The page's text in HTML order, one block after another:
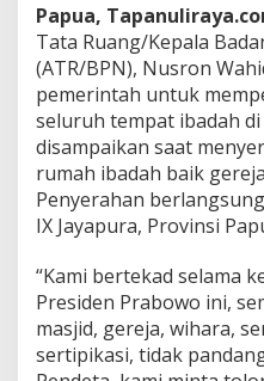
Papua,
Tata Ruang/Kepala
(ATR/BPN), Nusron
pemerintah untuk
seluruh tempat ibadah di
disampaikan saat
rumah ibadah baik
Penyerahan
IX Jayapura, Provinsi
“Kami bertekad selama
Presiden Prabowo ini,
masjid, gereja, wihara,
sertipikasi, tidak